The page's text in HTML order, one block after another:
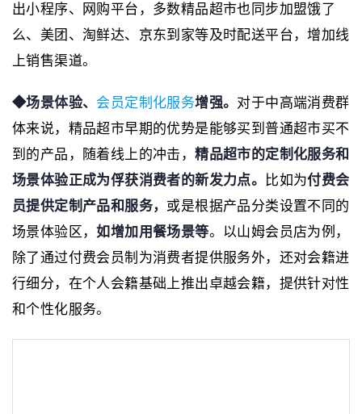
出小程序、网购平台，多数精品超市也同步加盟饿了
么、美团、淘鲜达、京东到家等及时配送平台，增加线
上销售渠道。
◆场景体验、 会员定制化服务增强。 对于中高端消费群
体来说，精品超市早期的优势是能够买到普通超市买不
到的产品，随着线上的冲击，精品超市的定制化服务和
场景体验正成为俘获消费者的新发力点。
比如为付费会
员提供定制产品和服务， 或是根据产品分类设置不同的
场景体验区，如增加用餐场景等。以山姆会员店为例，
除了通过付费会员制为消费者提供服务外，还对会籍进
行细分，在个人会籍基础上推出卓越会籍，提供针对性
和个性化服务。